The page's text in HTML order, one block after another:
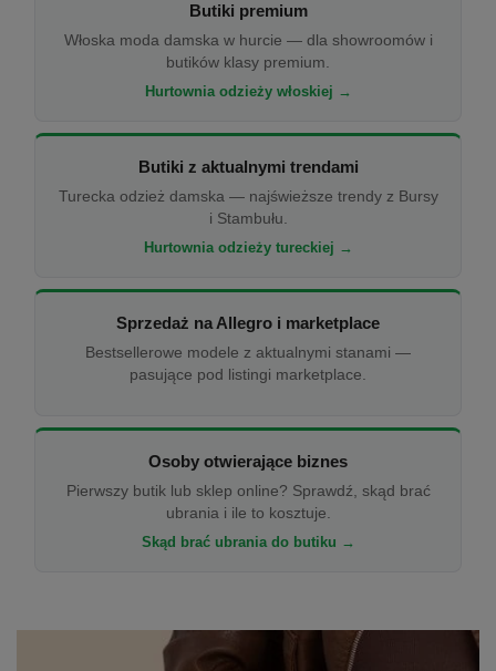
Butiki premium
Włoska moda damska w hurcie — dla showroomów i
butików klasy premium.
Hurtownia odzieży włoskiej →
Butiki z aktualnymi trendami
Turecka odzież damska — najświeższe trendy z Bursy
i Stambułu.
Hurtownia odzieży tureckiej →
Sprzedaż na Allegro i marketplace
Bestsellerowe modele z aktualnymi stanami —
pasujące pod listingi marketplace.
Osoby otwierające biznes
Pierwszy butik lub sklep online? Sprawdź, skąd brać
ubrania i ile to kosztuje.
Skąd brać ubrania do butiku →